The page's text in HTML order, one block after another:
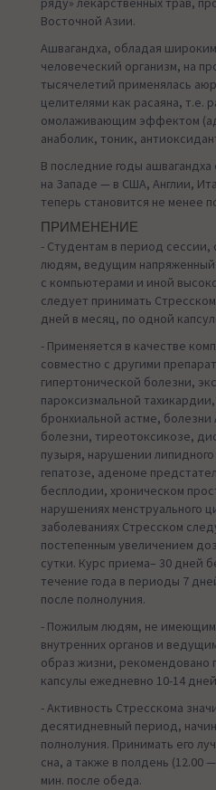
Восточной Азии.
Ашвагандха, обладая
человеческий организм, на
тысячелетий применялась
целителями как расаяна, т.е.
омолаживающим эффектом
анаболик, тоник,
В последние годы ашвагандха
на Западе — в США, Англии,
теперь становится не менее
ПРИМЕНЕНИЕ
- Студентам в период
людям, ведущим
с компьютерами и иной
следует принимать
дней в месяц, по одной
- Применяется в качестве
совместно с другими
гипертонической болезни,
пароксизмальной
бронхиальной астме,
болезни, тиреотоксикозе,
пузыря, нарушении
гепатозе, аденоме
бесплодии, хроническом
нарушениях менструального
заболеваниях Стресском
постепенным увеличением
сутки. Курс приема– 30 дней
течение года в периоды 7
после полнолуния.
- Пожилым людям, не имеющим
внутренних органов и
образ жизни, рекомендовано
капсулы ежедневно 10-14
- Активность Стресскома
десятидневный период,
полнолуния. Принимать его
сна, а также в полдень (12.00
мин. после обеда.